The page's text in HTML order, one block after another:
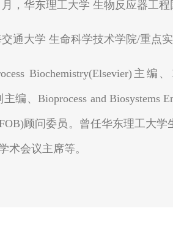
月，华东理工大学 生物反应器工
通大学 生命科学技术学院/重点
Biochemistry(Elsevier)主编
编、Bioprocess and
顾问委员。曾任华东理工大
术会议主席等。